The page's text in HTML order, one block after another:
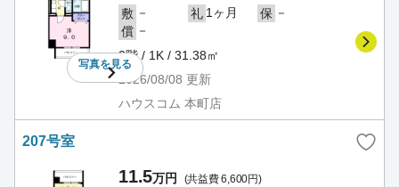
写真を見る
敷 － 礼 1ヶ月 保 －
償 －
2階 / 1K / 31.38㎡
2026/08/08 更新
ハウスコム 本町店
207号室
11.5万円 (共益費 6,600円)